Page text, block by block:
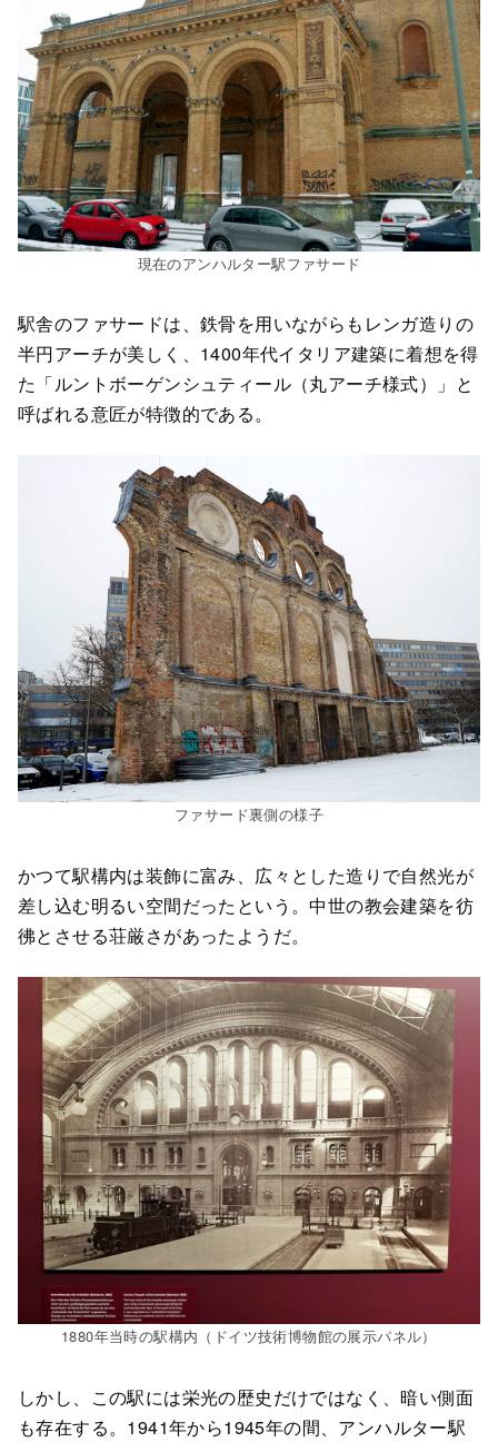
現在のアンハルター駅ファサード
駅舎のファサードは、鉄骨を用いながらもレンガ造りの
半円アーチが美しく、1400年代イタリア建築に着想を得
た「ルントボーゲンシュティール（丸アーチ様式）」と
呼ばれる意匠が特徴的である。
ファサード裏側の様子
かつて駅構内は装飾に富み、広々とした造りで自然光が
差し込む明るい空間だったという。中世の教会建築を彷
彿とさせる荘厳さがあったようだ。
1880年当時の駅構内（ドイツ技術博物館の展示パネル）
しかし、この駅には栄光の歴史だけではなく、暗い側面
も存在する。1941年から1945年の間、アンハルター駅